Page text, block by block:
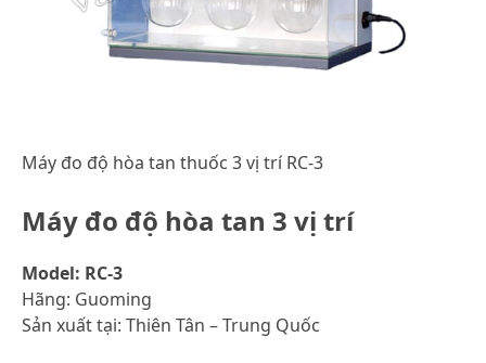
Máy đo độ hòa tan thuốc 3 vị trí RC-3
Máy đo độ hòa tan 3 vị trí
Model: RC-3
Hãng: Guoming
Sản xuất tại: Thiên Tân – Trung Quốc